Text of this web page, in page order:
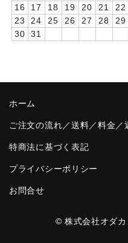
園や先生への贈り物
卒業記念品
ポケットウォッチ
目覚まし時計(集合)
温湿度計付目覚まし時計
制服メモリー
16
17 18 19 20 21
22
23
24 25 26 27 28
29
30
31
ホーム
ご注文の流れ／送料／料金
特商法に基づく表記
プライバシーポリシー
お問合せ
© 株式会社オダ